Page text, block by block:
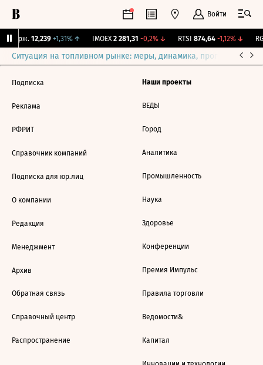
Войти
Бирж. 12,239 +1,31%↑ IMOEX 2 281,31 -0,2%↓ RTSI 874,64 -1,12%↓
Ситуация на топливном рынке: меры, динамика, прогнозы
Подписка
Реклама
РФРИТ
Справочник компаний
Подписка для юр.лиц
О компании
Редакция
Менеджмент
Архив
Обратная связь
Справочный центр
Распространение
Наши проекты
ВЕДЫ
Город
Аналитика
Промышленность
Наука
Здоровье
Конференции
Премия Импульс
Правила торговли
Ведомости&
Капитал